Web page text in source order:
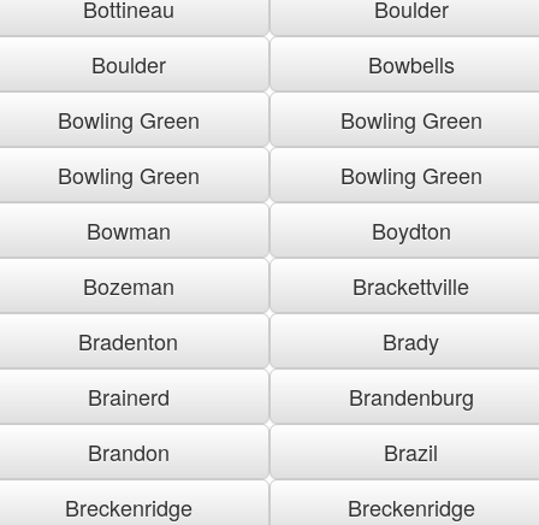
Bottineau
Boulder
Boulder
Bowbells
Bowling Green
Bowling Green
Bowling Green
Bowling Green
Bowman
Boydton
Bozeman
Brackettville
Bradenton
Brady
Brainerd
Brandenburg
Brandon
Brazil
Breckenridge
Breckenridge